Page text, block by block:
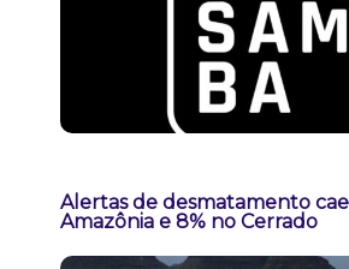
Alertas de desmatamento
Amazônia e 8% no Cerrado